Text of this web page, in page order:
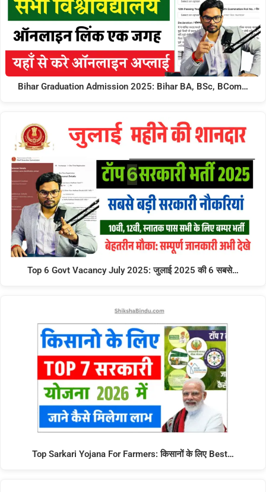
Bihar Graduation Admission 2025: Bihar BA, BSc, BCom…
Top 6 Govt Vacancy July 2025: जुलाई 2025 की 6 सबसे…
Top Sarkari Yojana For Farmers: किसानों के लिए Best…